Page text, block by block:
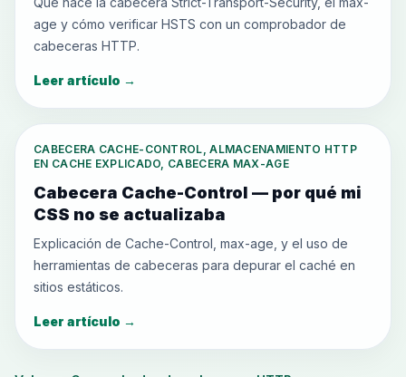
age y cómo verificar HSTS con un comprobador de
cabeceras HTTP.
Leer artículo →
CABECERA CACHE-CONTROL, ALMACENAMIENTO HTTP
EN CACHE EXPLICADO, CABECERA MAX-AGE
Cabecera Cache-Control — por qué mi
CSS no se actualizaba
Explicación de Cache-Control, max-age, y el uso de
herramientas de cabeceras para depurar el caché en
sitios estáticos.
Leer artículo →